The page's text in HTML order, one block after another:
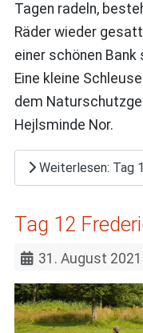
Tagen radeln,
Räder wieder
einer schönen
Eine kleine
dem
Hejlsminde Nor.
Weiterlesen: Tag
Tag 12
31. August 2021